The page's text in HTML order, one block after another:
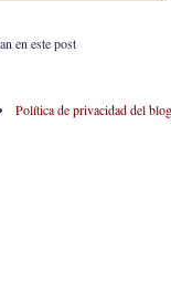
en este post
Política de privacidad del